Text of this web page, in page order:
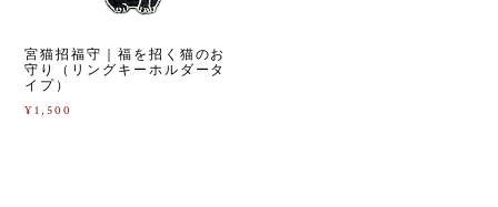
宮猫招福守｜福を招く猫のお
守り（リングキーホルダータ
イプ）
¥1,500